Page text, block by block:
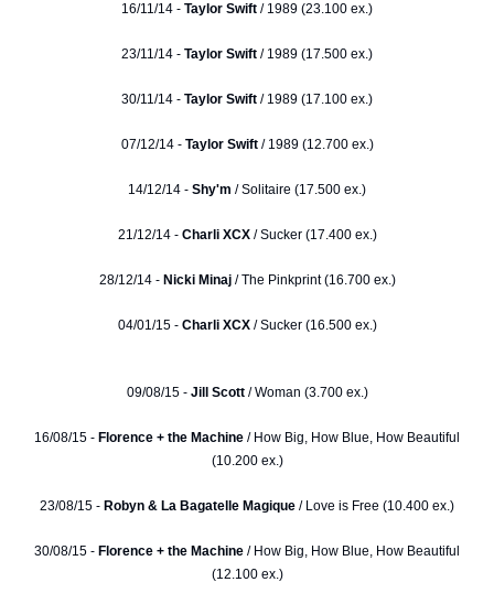
16/11/14 - Taylor Swift / 1989 (23.100 ex.)
23/11/14 - Taylor Swift / 1989 (17.500 ex.)
30/11/14 - Taylor Swift / 1989 (17.100 ex.)
07/12/14 - Taylor Swift/ 1989 (12.700 ex.)
14/12/14 - Shy'm / Solitaire (17.500 ex.)
21/12/14 - Charli XCX/ Sucker (17.400 ex.)
28/12/14 -Nicki Minaj/ The Pinkprint (16.700 ex.)
04/01/15 - Charli XCX/ Sucker (16.500 ex.)
09/08/15 - Jill Scott / Woman (3.700 ex.)
16/08/15 - Florence + the Machine / How Big, How Blue, How Beautiful
(10.200 ex.)
23/08/15 - Robyn & La Bagatelle Magique / Love is Free (10.400 ex.)
30/08/15 - Florence + the Machine / How Big, How Blue, How Beautiful
(12.100 ex.)